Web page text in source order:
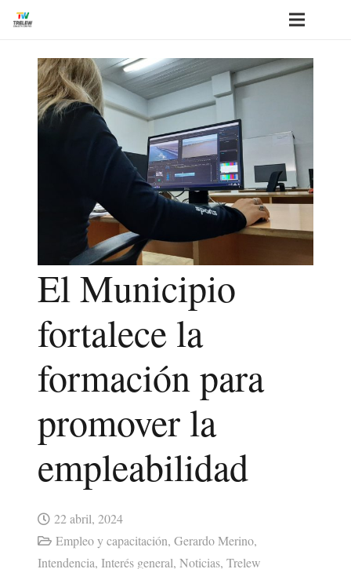
El Municipio
fortalece la
formación para
promover la
empleabilidad
22 abril, 2024
Empleo y capacitación, Gerardo Merino,
Intendencia, Interés general, Noticias, Trelew